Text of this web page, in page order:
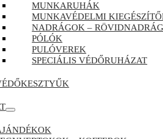
MUNKARUHÁK
MUNKAVÉDELMI
NADRÁGOK –
PÓLÓK
PULÓVEREK
SPECIÁLIS VÉDŐRUHÁZAT